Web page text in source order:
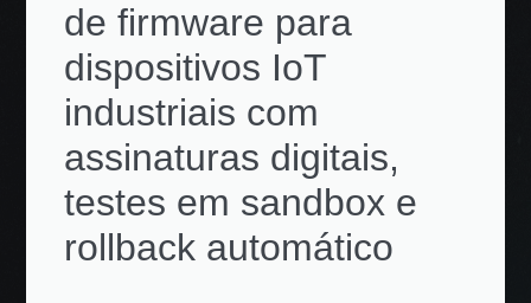
de firmware para
dispositivos IoT
industriais com
assinaturas digitais,
testes em sandbox e
rollback automático